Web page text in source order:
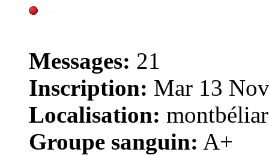
Messages: 21
Inscription: Mar 13
Localisation:
Groupe sanguin: A+